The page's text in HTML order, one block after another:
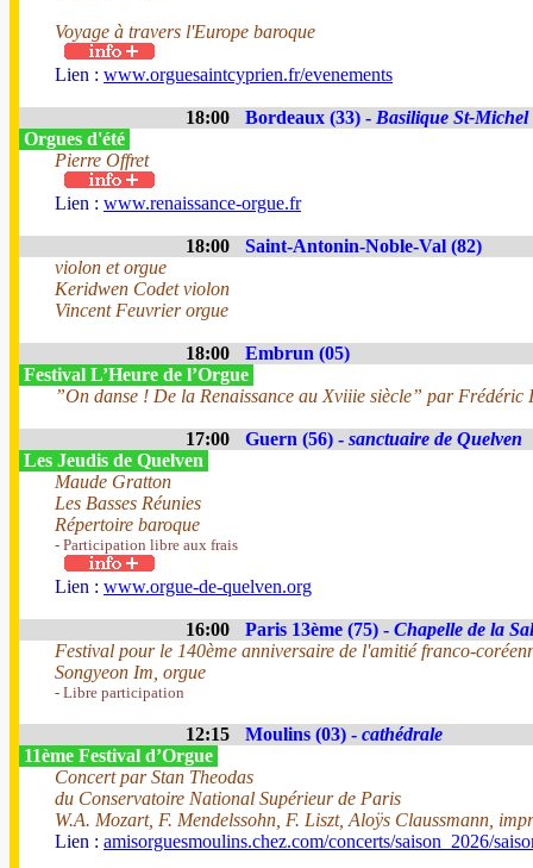
Voyage à travers l'Europe baroque
Lien : www.orguesaintcyprien.fr/evenements
18:00 Bordeaux (33) - Basilique St-Michel
Orgues d'été
Pierre Offret
Lien : www.renaissance-orgue.fr
18:00
Saint-Antonin-Noble-Val (82)
violon et orgue
Keridwen Codet violon
Vincent Feuvrier orgue
18:00
Embrun (05)
Festival L’Heure de l’Orgue
”On danse ! De la Renaissance au Xviiie siècle” par Frédéric
17:00 Guern (56) - sanctuaire de Quelven
Les Jeudis de Quelven
Maude Gratton
Les Basses Réunies
Répertoire baroque
- Participation libre aux frais
Lien : www.orgue-de-quelven.org
16:00 Paris 13ème (75) - Chapelle de la
Festival pour le 140ème anniversaire de l'amitié franco-
Songyeon Im, orgue
- Libre participation
12:15 Moulins (03) - cathédrale
11ème Festival d’Orgue
Concert par Stan Theodas
du Conservatoire National Supérieur de Paris
W.A. Mozart, F. Mendelssohn, F. Liszt, Aloÿs Claussmann,
Lien : amisorguesmoulins.chez.com/concerts/saison_2026/